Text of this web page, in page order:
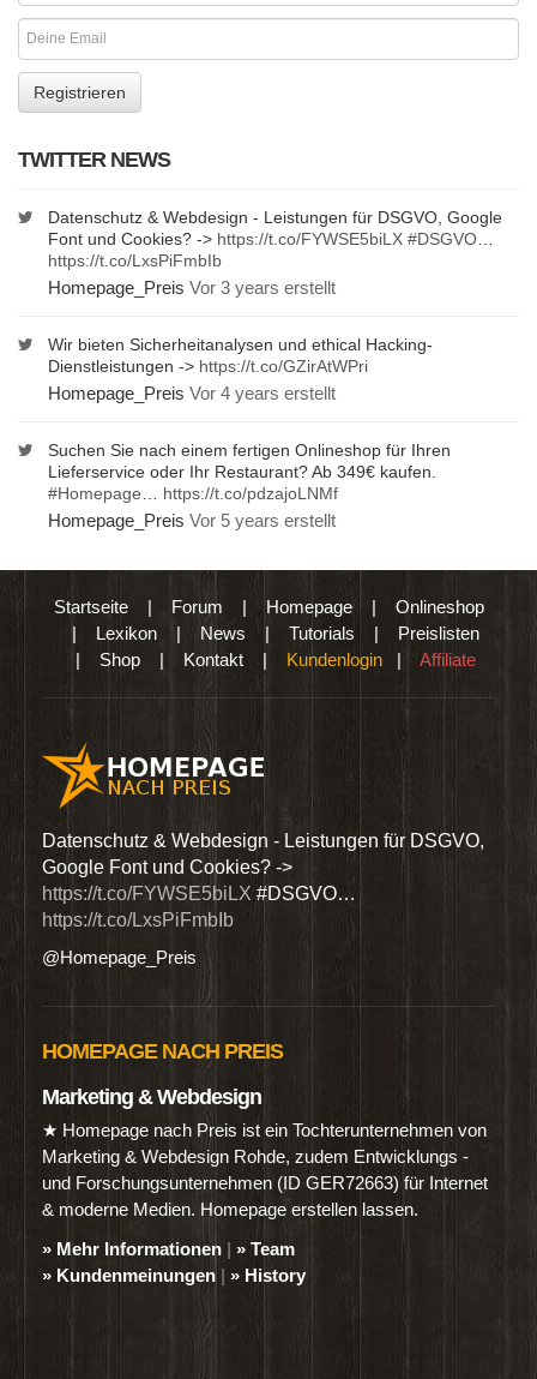
TWITTER NEWS
Datenschutz & Webdesign - Leistungen für DSGVO, Google
Font und Cookies? -> https://t.co/FYWSE5biLX #DSGVO
https://t.co/LxsPiFmbIb
Homepage_Preis Vor 3 years erstellt
Wir bieten Sicherheitanalysen und ethical Hacking-
Dienstleistungen -> https://t.co/GZirAtWPri
Homepage_Preis Vor 4 years erstellt
Suchen Sie nach einem fertigen Onlineshop für Ihren
Lieferservice oder Ihr Restaurant? Ab 349€ kaufen.
#Homepage
https://t.co/pdzajoLNMf
Homepage_Preis Vor 5 years erstellt
Startseite| Forum | Homepage| Onlineshop
| Lexikon | News | Tutorials | Preislisten
| Shop | Kontakt | Kundenlogin | Affiliate
Datenschutz & Webdesign - Leistungen für DSGVO,
Google Font und Cookies? ->
https://t.co/FYWSE5biLX #DSGVO…
https://t.co/LxsPiFmbIb
@Homepage_Preis
HOMEPAGE NACH PREIS
Marketing & Webdesign
★ Homepage nach Preis ist ein Tochterunternehmen von
Marketing & Webdesign Rohde, zudem Entwicklungs -
und Forschungsunternehmen (ID GER72663) für Internet
& moderne Medien. Homepage erstellen lassen.
» Mehr Informationen | » Team
» Kundenmeinungen | » History